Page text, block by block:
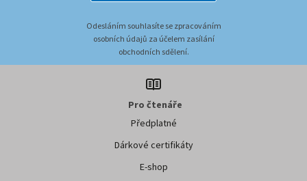
Odesláním souhlasíte se zpracováním
osobních údajů za účelem zasílání
obchodních sdělení.
Pro čtenáře
Předplatné
Dárkové certifikáty
E-shop